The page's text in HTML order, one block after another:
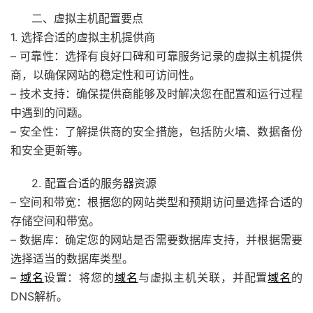
二、虚拟主机配置要点
1. 选择合适的虚拟主机提供商
– 可靠性：选择有良好口碑和可靠服务记录的虚拟主机提供
商，以确保网站的稳定性和可访问性。
– 技术支持：确保提供商能够及时解决您在配置和运行过程
中遇到的问题。
– 安全性：了解提供商的安全措施，包括防火墙、数据备份
和安全更新等。
2. 配置合适的服务器资源
– 空间和带宽：根据您的网站类型和预期访问量选择合适的
存储空间和带宽。
– 数据库：确定您的网站是否需要数据库支持，并根据需要
选择适当的数据库类型。
– 域名设置：将您的域名 与虚拟主机关联，并配置域名 的
DNS解析。